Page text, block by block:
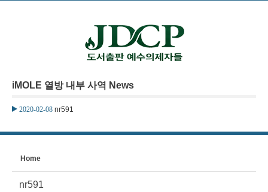
iMOLE 열방 내부 사역 News
2020-02-08 nr591
Home
nr591
Sketchbook5, 스케치북5
Sketchbook5, 스케치북5